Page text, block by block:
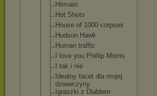
Hitmain
Hot Shots
House of 1000 corpses
Hudson Hawk
Human traffic
I love you Phillip Morris
I tak i nie
Idealny facet dla mojej
dziewczyny
Igraszki z Diabłem